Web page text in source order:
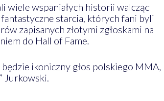
wiele wspaniałych historii walcząc
starcia, których fani byli
zapisanych złotymi zgłoskami na
do Hall of Fame.
ikoniczny głos polskiego MMA,
Jurkowski.